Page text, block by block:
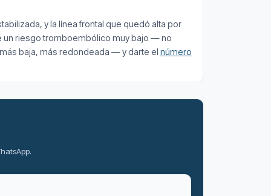
y la línea frontal que quedó alta por
un riesgo tromboembólico muy bajo — no
baja, más redondeada — y darte el número